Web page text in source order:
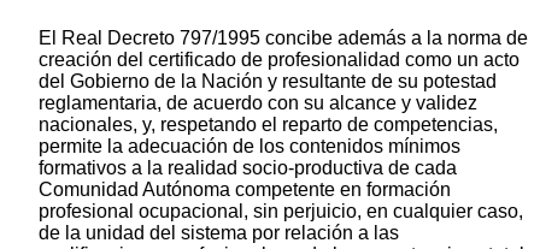
El Real Decreto 797/1995 concibe además a la norma de
creación del certificado de profesionalidad como un acto
del Gobierno de la Nación y resultante de su potestad
reglamentaria, de acuerdo con su alcance y validez
nacionales, y, respetando el reparto de competencias,
permite la adecuación de los contenidos mínimos
formativos a la realidad socio-productiva de cada
Comunidad Autónoma competente en formación
profesional ocupacional, sin perjuicio, en cualquier caso,
de la unidad del sistema por relación a las